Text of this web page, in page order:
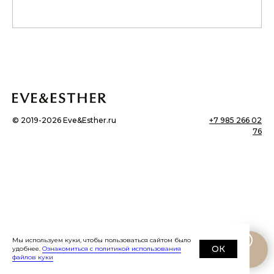
© 2019-2026 Eve&Esther.ru
+7 985 266 02
76
Мы используем куки, чтобы пользоваться сайтом было
удобнее. Ознакомиться с политикой использования
файлов куки
ОК